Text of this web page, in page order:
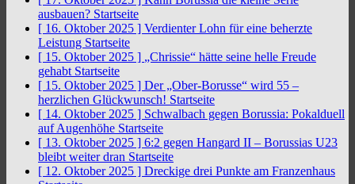
ausbauen? Startseite
[ 16. Oktober 2025 ] Verdienter Lohn für eine beherzte
Leistung Startseite
[ 15. Oktober 2025 ] „Chrissie“ hätte seine helle Freude
gehabt Startseite
[ 15. Oktober 2025 ] Der „Ober-Borusse“ wird 55 –
herzlichen Glückwunsch! Startseite
[ 14. Oktober 2025 ] Schwalbach gegen Borussia: Pokalduell
auf Augenhöhe Startseite
[ 13. Oktober 2025 ] 6:2 gegen Hangard II – Borussias U23
bleibt weiter dran Startseite
[ 12. Oktober 2025 ] Dreckige drei Punkte am Franzenhaus